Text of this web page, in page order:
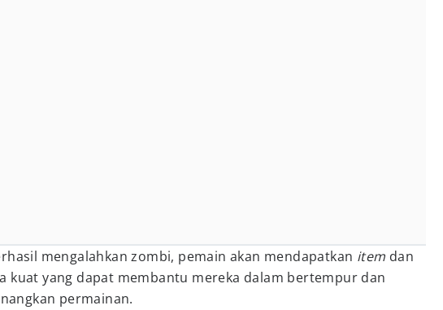
mengalahkan zombi, pemain akan mendapatkan item dan
kuat yang dapat membantu mereka dalam bertempur dan
permainan.